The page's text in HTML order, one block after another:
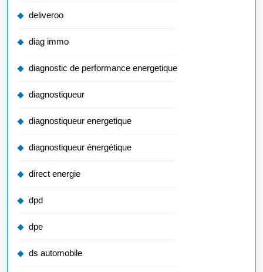
deliveroo
diag immo
diagnostic de performance energetique
diagnostiqueur
diagnostiqueur energetique
diagnostiqueur énergétique
direct energie
dpd
dpe
ds automobile